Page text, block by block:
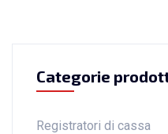
Categorie
Registratori di cassa